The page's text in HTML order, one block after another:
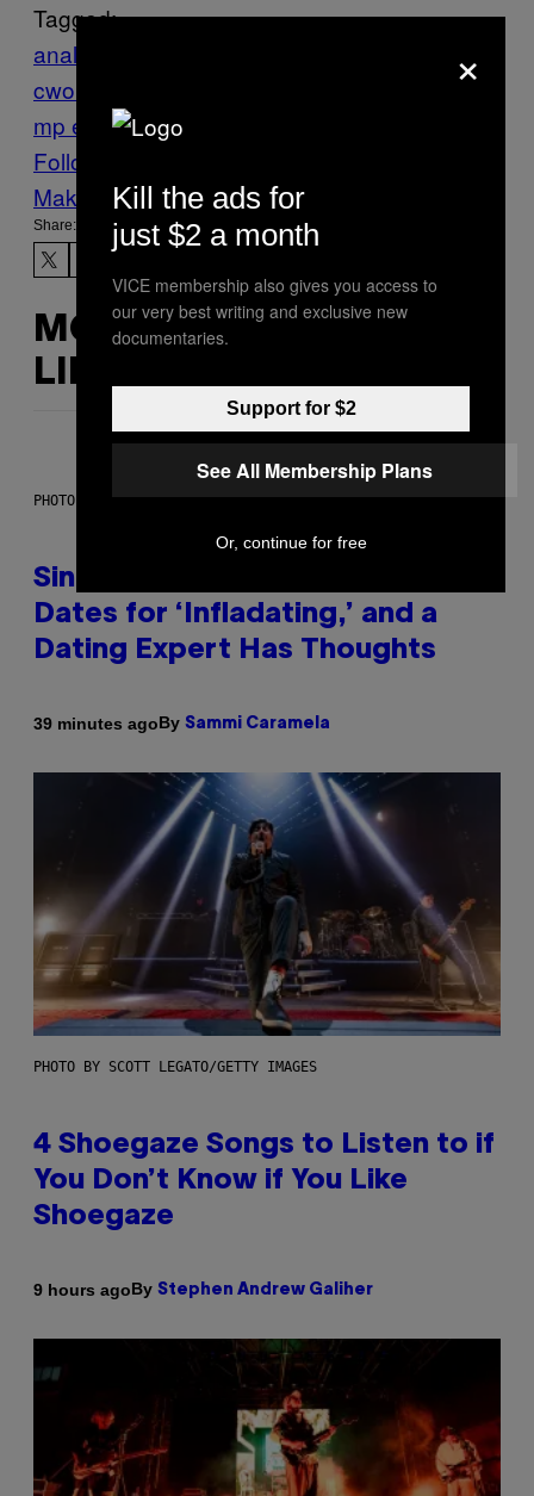
Tagged:
analog
cworks
thu
mp exclusive mix
Follow Us On Discover
Make Us Preferred In Top Stories
Share:
MORE
LIKE THIS
PHOTO: PIXELSEFFECT / GETTY IMAGES
Singles Are Ditching Expensive
Dates for ‘Infladating,’ and a
Dating Expert Has Thoughts
39 minutes agoBy Sammi Caramela
PHOTO BY SCOTT LEGATO/GETTY IMAGES
4 Shoegaze Songs to Listen to if
You Don’t Know if You Like
Shoegaze
9 hours agoBy Stephen Andrew Galiher
×
Kill the ads for
just $2 a month
VICE membership also gives you access to
our very best writing and exclusive new
documentaries.
Support for $2
See All Membership Plans
Or, continue for free